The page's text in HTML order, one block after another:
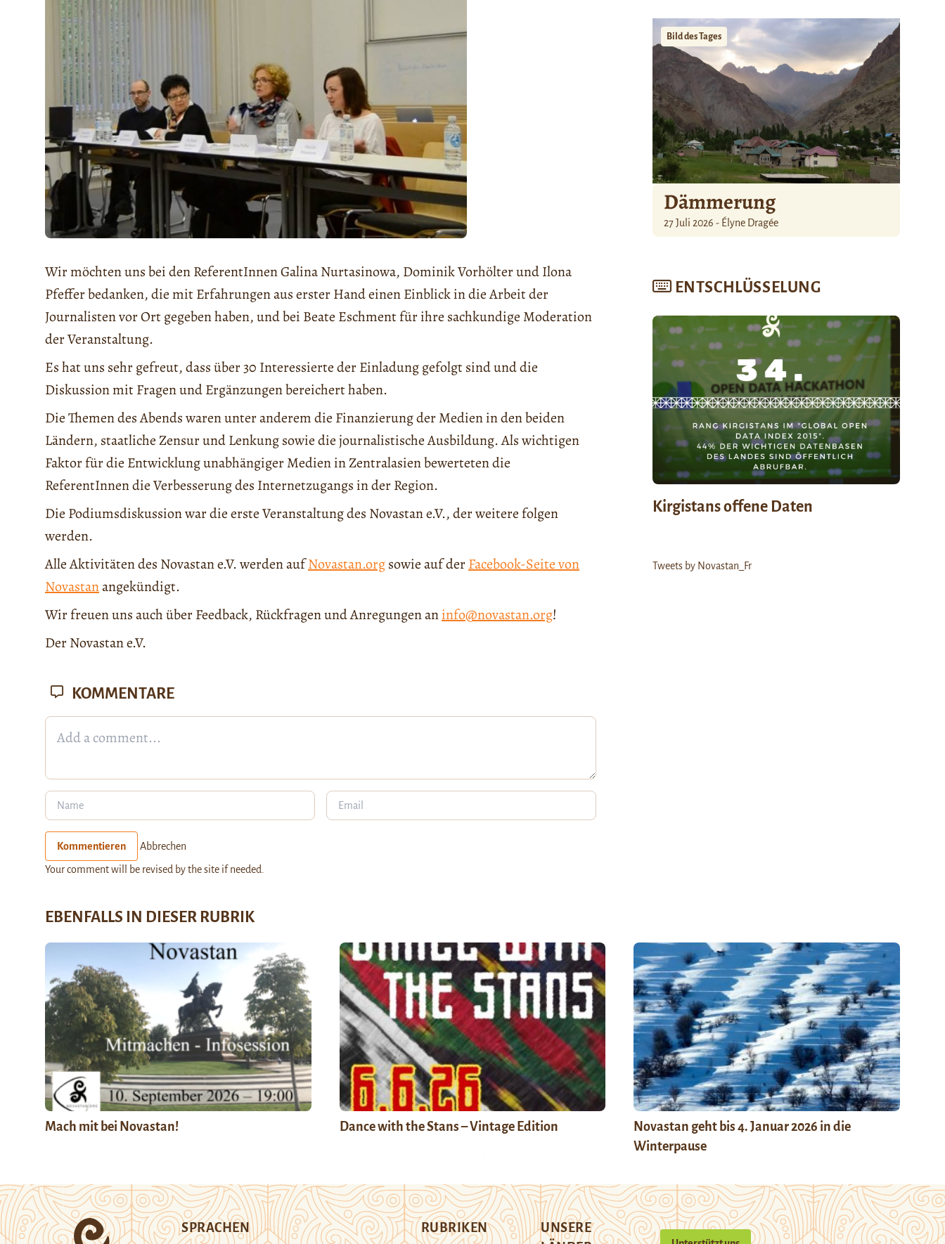
Wir möchten uns bei den ReferentInnen Galina Nurtasinowa, Dominik Vorhölter und Ilona
Pfeffer bedanken, die mit Erfahrungen aus erster Hand einen Einblick in die Arbeit der
Journalisten vor Ort gegeben haben, und bei Beate Eschment für ihre sachkundige Moderation
der Veranstaltung.
Es hat uns sehr gefreut, dass über 30 Interessierte der Einladung gefolgt sind und die
Diskussion mit Fragen und Ergänzungen bereichert haben.
Die Themen des Abends waren unter anderem die Finanzierung der Medien in den beiden
Ländern, staatliche Zensur und Lenkung sowie die journalistische Ausbildung. Als wichtigen
Faktor für die Entwicklung unabhängiger Medien in Zentralasien bewerteten die
ReferentInnen die Verbesserung des Internetzugangs in der Region.
Die Podiumsdiskussion war die erste Veranstaltung des Novastan e.V., der weitere folgen
werden.
Alle Aktivitäten des Novastan e.V. werden aufNovastan.orgsowie auf derFacebook-Seite von
Novastanangekündigt.
Wir freuen uns auch über Feedback, Rückfragen und Anregungen aninfo@novastan.org!
Der Novastan e.V.
Bild des Tages
Dämmerung
27 Juli 2026 - Élyne Dragée
ENTSCHLÜSSELUNG
Kirgistans offene Daten
Tweets by Novastan_Fr
KOMMENTARE
Kommentieren Abbrechen
Your comment will be revised by the site if needed.
EBENFALLS IN DIESER RUBRIK
Mach mit bei Novastan! Dance with the Stans – Vintage Edition
Novastan geht bis 4. Januar 2026 in die
Winterpause
SPRACHEN RUBRIKEN
UNSERE